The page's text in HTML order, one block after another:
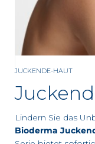
JUCKENDE-HAUT
Lindern Sie das
Bioderma